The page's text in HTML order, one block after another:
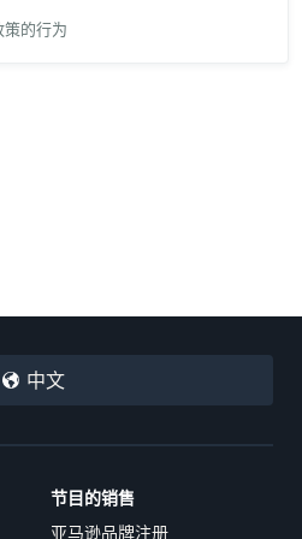
et lespoints saillants de l'article
nos meilleures pratiques
relative au droit à la réparation
的行为
中文
节目的销售
亚马逊品牌注册